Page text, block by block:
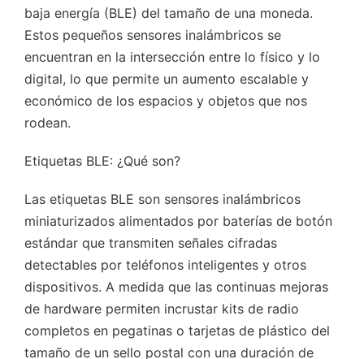
baja energía (BLE) del tamaño de una moneda.
Estos pequeños sensores inalámbricos se
encuentran en la intersección entre lo físico y lo
digital, lo que permite un aumento escalable y
económico de los espacios y objetos que nos
rodean.
Etiquetas BLE: ¿Qué son?
Las etiquetas BLE son sensores inalámbricos
miniaturizados alimentados por baterías de botón
estándar que transmiten señales cifradas
detectables por teléfonos inteligentes y otros
dispositivos. A medida que las continuas mejoras
de hardware permiten incrustar kits de radio
completos en pegatinas o tarjetas de plástico del
tamaño de un sello postal con una duración de